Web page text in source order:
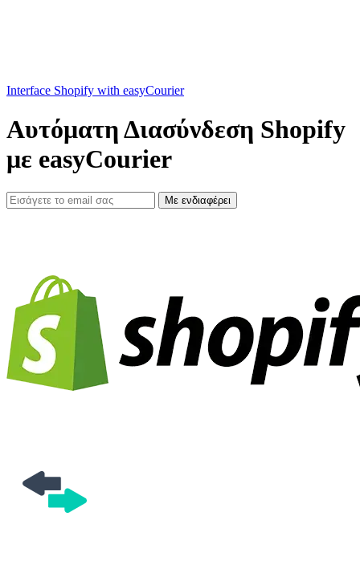
Interface Shopify with easyCourier
Αυτόματη Διασύνδεση Shopify
με easyCourier
Με ενδιαφέρει